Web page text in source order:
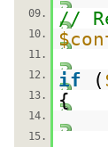
09.
//
10.
11.
12.
if (
13. {
14.
15.